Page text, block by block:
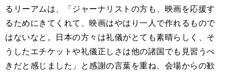
るリーアムは、「ジャーナリストの方も、映画を応援す
るためにきてくれて、映画はやはり一人で作れるもので
はないなと。日本の方々は礼儀がとても素晴らしく、そ
うしたエチケットや礼儀正しさは他の諸国でも見習うべ
きだと感じました」と感謝の言葉を重ね、会場からの歓